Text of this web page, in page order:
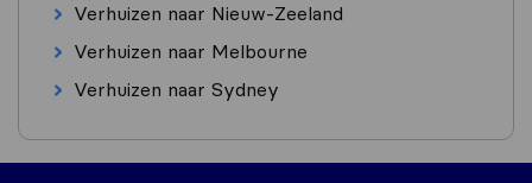
Verhuizen naar Nieuw-Zeeland
Verhuizen naar Melbourne
Verhuizen naar Sydney